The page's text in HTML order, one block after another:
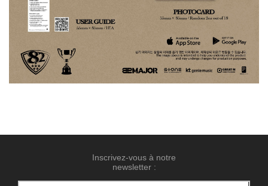
Inscrivez-vous à notre
newsletter :